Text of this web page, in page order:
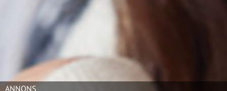
Jonas Jönehall, vd och koncernchef för Wästbygg
Gruppen AB, säger att internationell erfarenhet var ett
viktigt kriterium vid rekryteringen. Han nämner att
Nilsarve möter dessa krav och har fokus på försäljning
och ledarskap.